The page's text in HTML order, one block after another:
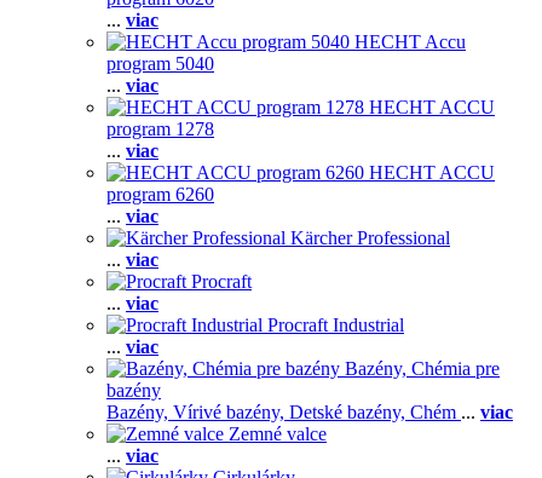
... viac
HECHT Accu
program 5040
... viac
HECHT ACCU
program 1278
... viac
HECHT ACCU
program 6260
... viac
Kärcher Professional
... viac
Procraft
... viac
Procraft Industrial
... viac
Bazény, Chémia pre
bazény
Bazény, Vírivé bazény, Detské bazény, Chém ... viac
Zemné valce
... viac